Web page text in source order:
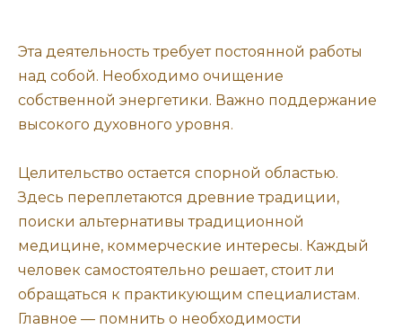
Эта деятельность требует постоянной работы
над собой. Необходимо очищение
собственной энергетики. Важно поддержание
высокого духовного уровня.
Целительство остается спорной областью.
Здесь переплетаются древние традиции,
поиски альтернативы традиционной
медицине, коммерческие интересы. Каждый
человек самостоятельно решает, стоит ли
обращаться к практикующим специалистам.
Главное — помнить о необходимости